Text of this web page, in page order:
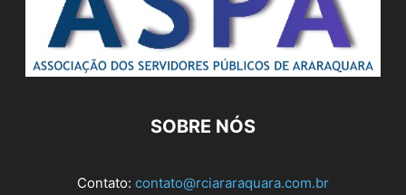
SOBRE NÓS
Contato: contato@rciararaquara.com.br